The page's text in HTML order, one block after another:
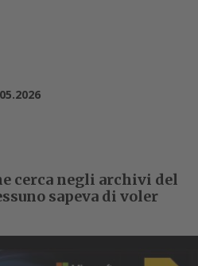
cerca negli archivi del
sapeva di voler